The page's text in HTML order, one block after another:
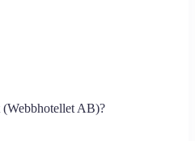
(Webbhotellet AB)?